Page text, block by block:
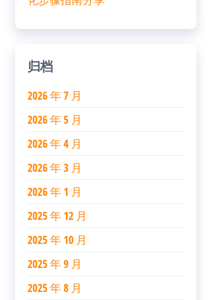
归档
2026 年 7 月
2026 年 5 月
2026 年 4 月
2026 年 3 月
2026 年 1 月
2025 年 12 月
2025 年 10 月
2025 年 9 月
2025 年 8 月